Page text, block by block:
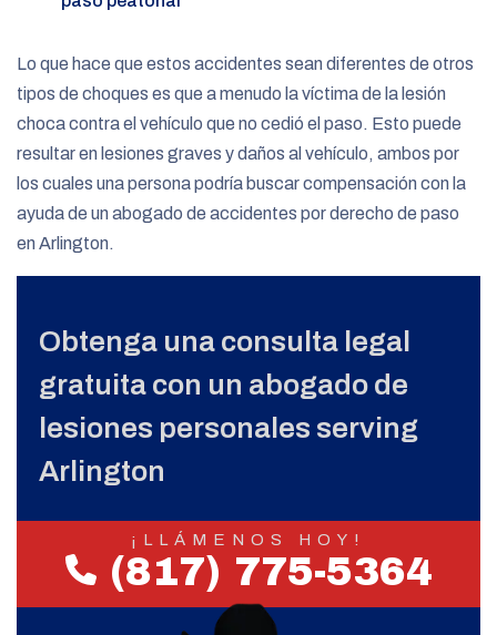
Lo que hace que estos accidentes sean diferentes de otros
tipos de choques es que a menudo la víctima de la lesión
choca contra el vehículo que no cedió el paso. Esto puede
resultar en lesiones graves y daños al vehículo, ambos por
los cuales una persona podría buscar compensación con la
ayuda de un abogado de accidentes por derecho de paso
en Arlington.
Obtenga una consulta legal
gratuita con un abogado de
lesiones personales serving
Arlington
¡LLÁMENOS HOY!
(817) 775-5364